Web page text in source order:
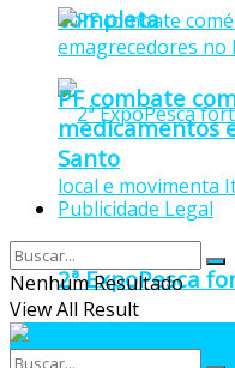
completa
2ª ExpoPesca
cultura local e
PF combate
medicamentos
Santo
Publicidade Legal
Nenhum Resultado
View All Result